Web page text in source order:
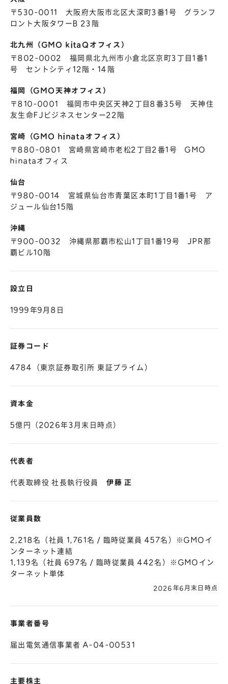
〒530-0011 大阪府大阪市北区大深町3番1号 グランフ
ロント大阪タワーB 23階
北九州（GMO kitaQオフィス）
〒802-0002 福岡県北九州市小倉北区京町3丁目1番1
号 セントシティ12階・14階
福岡（GMO天神オフィス）
〒810-0001 福岡市中央区天神2丁目8番35号 天神住
友生命FJビジネスセンター22階
宮崎（GMO hinataオフィス）
〒880-0801 宮崎県宮崎市老松2丁目2番1号 GMO
hinataオフィス
仙台
〒980-0014 宮城県仙台市青葉区本町1丁目1番1号 ア
ジュール仙台15階
沖縄
〒900-0032 沖縄県那覇市松山1丁目1番19号 JPR那
覇ビル10階
設立日
1999年9月8日
証券コード
4784（東京証券取引所 東証プライム）
資本金
5億円（2026年3月末日時点）
代表者
代表取締役 社長執行役員伊藤 正
従業員数
2,218名（社員 1,761名 / 臨時従業員 457名）※GMOイ
ンターネット連結
1,139名（社員 697名 / 臨時従業員 442名）※GMOイン
ターネット単体
2026年6月末日時点
事業者番号
届出電気通信事業者 A-04-00531
主要株主